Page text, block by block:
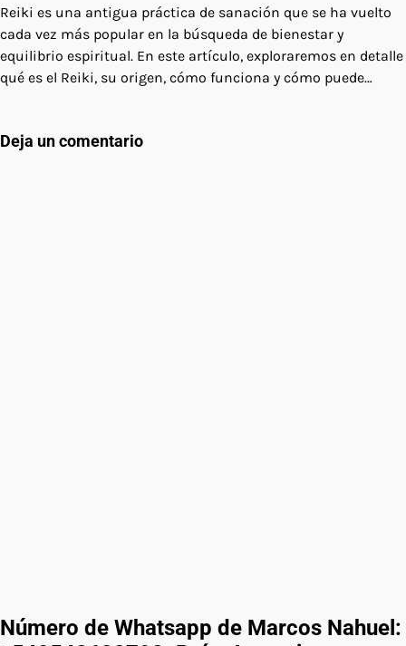
Reiki es una antigua práctica de sanación que se ha vuelto
cada vez más popular en la búsqueda de bienestar y
equilibrio espiritual. En este artículo, exploraremos en detalle
qué es el Reiki, su origen, cómo funciona y cómo puede…
Deja un comentario
Número de Whatsapp de Marcos Nahuel: